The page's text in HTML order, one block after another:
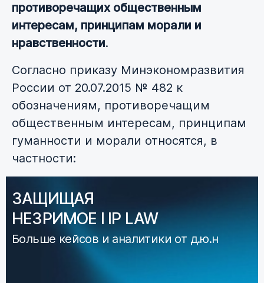
противоречащих общественным
интересам, принципам морали и
нравственности.
Согласно приказу Минэкономразвития
России от 20.07.2015 № 482 к
обозначениям, противоречащим
общественным интересам, принципам
гуманности и морали относятся, в
частности:
ЗАЩИЩАЯ
НЕЗРИМОЕ I IP LAW
Больше кейсов и аналитики от д.ю.н